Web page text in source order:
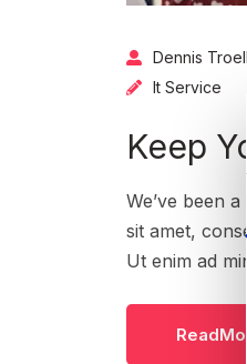
Dennis Troell
It Service
Keep
We’ve been
sit amet,
Ut enim ad